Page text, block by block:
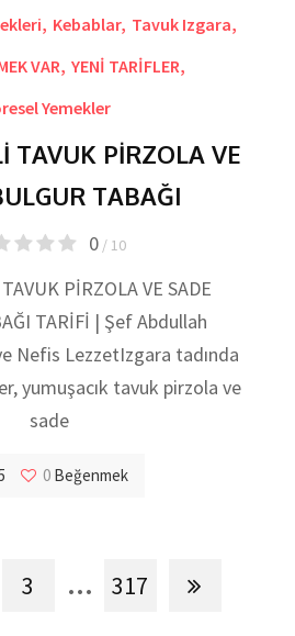
, Kebablar, Tavuk Izgara,
VAR, YENİ TARİFLER,
Yemekler
TAVUK PİRZOLA VE
TABAĞI
0/ 10
PİRZOLA VE SADE
TARİFİ | Şef Abdullah
Nefis LezzetIzgara tadında
yumuşacık tavuk pirzola ve
sade
0 Beğenmek
3 ... 317